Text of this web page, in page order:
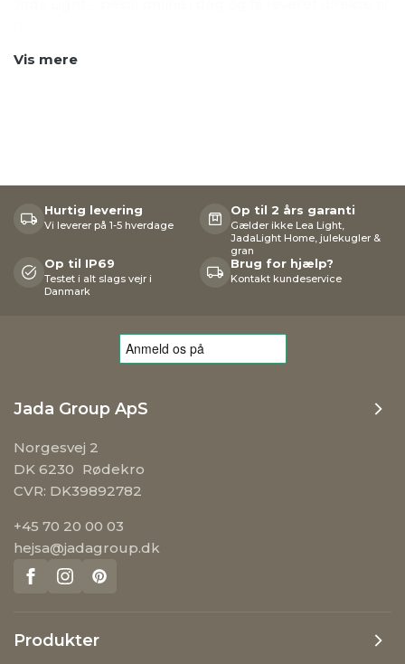
Vis mere
Hurtig levering
Vi leverer på 1-5 hverdage
Op til 2 års garanti
Gælder ikke Lea Light,
JadaLight Home, julekugler &
gran
Op til IP69
Testet i alt slags vejr i
Danmark
Brug for hjælp?
Kontakt kundeservice
Jada Group ApS
Norgesvej 2
DK 6230 Rødekro
CVR: DK39892782
+45 70 20 00 03
hejsa@jadagroup.dk
Produkter